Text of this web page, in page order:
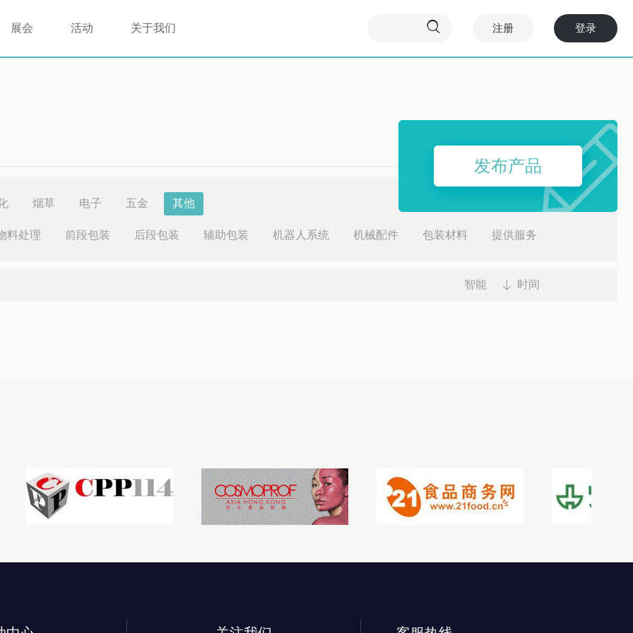
展会 活动 关于我们  注册 登录
烟草 电子 五金 其他
料处理 前段包装 后段包装 辅助包装 机器人系统 机械配件 包装材料 提供服务
发布产品
智能 时间